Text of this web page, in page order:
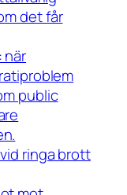
det får
när
public
ringa brott